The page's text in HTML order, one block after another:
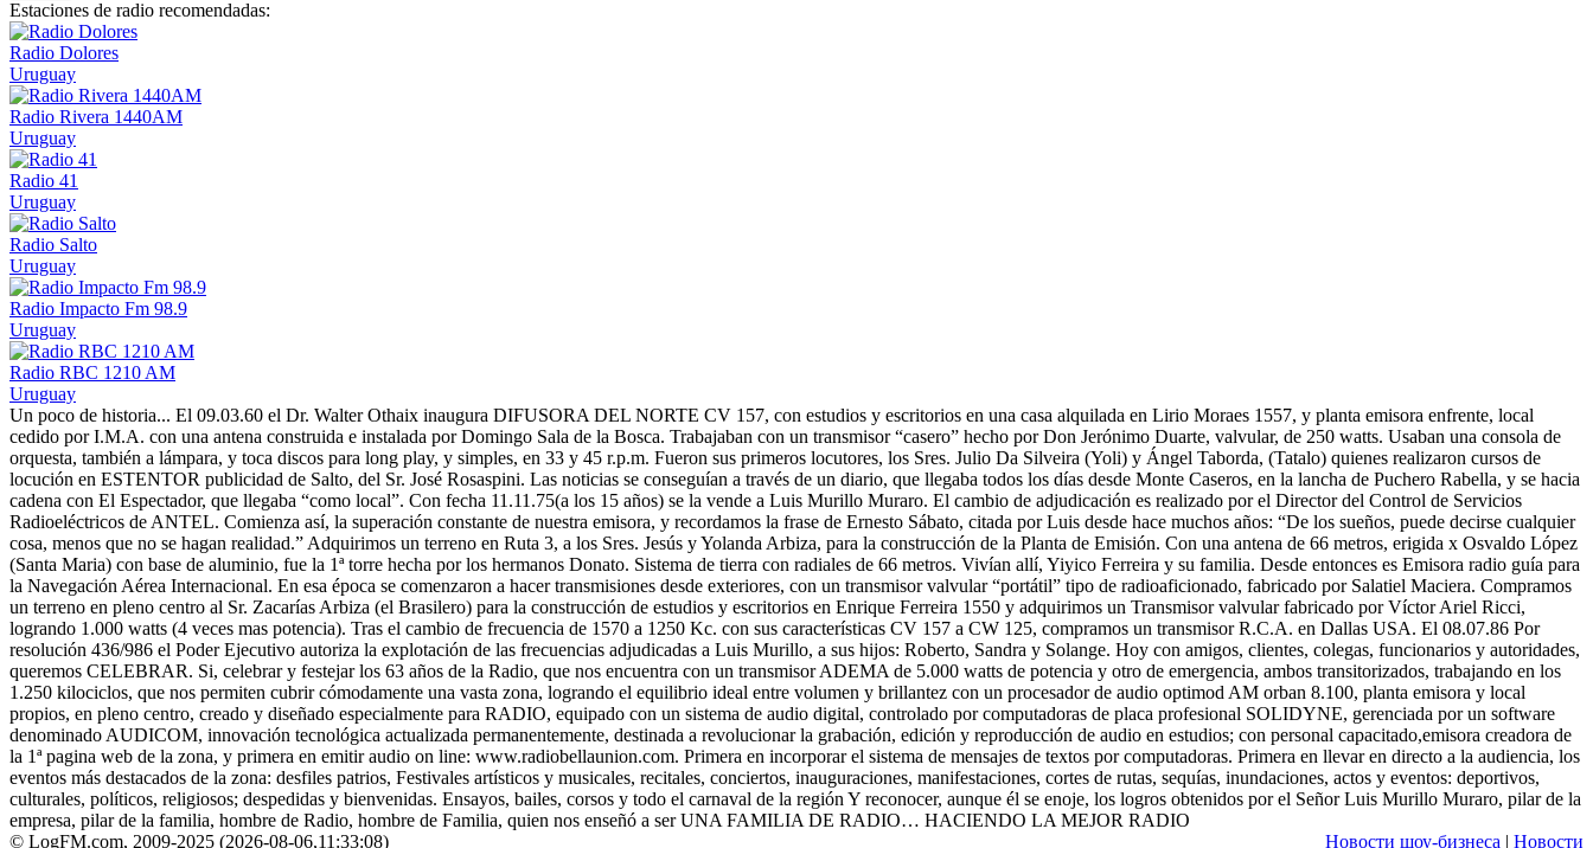
Estaciones de radio recomendadas:
Radio Dolores
Uruguay
Radio Rivera 1440AM
Uruguay
Radio 41
Uruguay
Radio Salto
Uruguay
Radio Impacto Fm 98.9
Uruguay
Radio RBC 1210 AM
Uruguay
Un poco de historia... El 09.03.60 el Dr. Walter Othaix inaugura DIFUSORA DEL NORTE CV 157, con estudios y escritorios en una casa alquilada en Lirio Moraes 1557, y planta emisora enfrente, local
cedido por I.M.A. con una antena construida e instalada por Domingo Sala de la Bosca. Trabajaban con un transmisor “casero” hecho por Don Jerónimo Duarte, valvular, de 250 watts. Usaban una consola de
orquesta, también a lámpara, y toca discos para long play, y simples, en 33 y 45 r.p.m. Fueron sus primeros locutores, los Sres. Julio Da Silveira (Yoli) y Ángel Taborda, (Tatalo) quienes realizaron cursos de
locución en ESTENTOR publicidad de Salto, del Sr. José Rosaspini. Las noticias se conseguían a través de un diario, que llegaba todos los días desde Monte Caseros, en la lancha de Puchero Rabella, y se hacia
cadena con El Espectador, que llegaba “como local”. Con fecha 11.11.75(a los 15 años) se la vende a Luis Murillo Muraro. El cambio de adjudicación es realizado por el Director del Control de Servicios
Radioeléctricos de ANTEL. Comienza así, la superación constante de nuestra emisora, y recordamos la frase de Ernesto Sábato, citada por Luis desde hace muchos años: “De los sueños, puede decirse cualquier
cosa, menos que no se hagan realidad.” Adquirimos un terreno en Ruta 3, a los Sres. Jesús y Yolanda Arbiza, para la construcción de la Planta de Emisión. Con una antena de 66 metros, erigida x Osvaldo López
(Santa Maria) con base de aluminio, fue la 1ª torre hecha por los hermanos Donato. Sistema de tierra con radiales de 66 metros. Vivían allí, Yiyico Ferreira y su familia. Desde entonces es Emisora radio guía para
la Navegación Aérea Internacional. En esa época se comenzaron a hacer transmisiones desde exteriores, con un transmisor valvular “portátil” tipo de radioaficionado, fabricado por Salatiel Maciera. Compramos
un terreno en pleno centro al Sr. Zacarías Arbiza (el Brasilero) para la construcción de estudios y escritorios en Enrique Ferreira 1550 y adquirimos un Transmisor valvular fabricado por Víctor Ariel Ricci,
logrando 1.000 watts (4 veces mas potencia). Tras el cambio de frecuencia de 1570 a 1250 Kc. con sus características CV 157 a CW 125, compramos un transmisor R.C.A. en Dallas USA. El 08.07.86 Por
resolución 436/986 el Poder Ejecutivo autoriza la explotación de las frecuencias adjudicadas a Luis Murillo, a sus hijos: Roberto, Sandra y Solange. Hoy con amigos, clientes, colegas, funcionarios y autoridades,
queremos CELEBRAR. Si, celebrar y festejar los 63 años de la Radio, que nos encuentra con un transmisor ADEMA de 5.000 watts de potencia y otro de emergencia, ambos transitorizados, trabajando en los
1.250 kilociclos, que nos permiten cubrir cómodamente una vasta zona, logrando el equilibrio ideal entre volumen y brillantez con un procesador de audio optimod AM orban 8.100, planta emisora y local
propios, en pleno centro, creado y diseñado especialmente para RADIO, equipado con un sistema de audio digital, controlado por computadoras de placa profesional SOLIDYNE, gerenciada por un software
denominado AUDICOM, innovación tecnológica actualizada permanentemente, destinada a revolucionar la grabación, edición y reproducción de audio en estudios; con personal capacitado,emisora creadora de
la 1ª pagina web de la zona, y primera en emitir audio on line: www.radiobellaunion.com. Primera en incorporar el sistema de mensajes de textos por computadoras. Primera en llevar en directo a la audiencia, los
eventos más destacados de la zona: desfiles patrios, Festivales artísticos y musicales, recitales, conciertos, inauguraciones, manifestaciones, cortes de rutas, sequías, inundaciones, actos y eventos: deportivos,
culturales, políticos, religiosos; despedidas y bienvenidas. Ensayos, bailes, corsos y todo el carnaval de la región Y reconocer, aunque él se enoje, los logros obtenidos por el Señor Luis Murillo Muraro, pilar de la
empresa, pilar de la familia, hombre de Radio, hombre de Familia, quien nos enseñó a ser UNA FAMILIA DE RADIO… HACIENDO LA MEJOR RADIO
© LogFM.com, 2009-2025 (2026-08-06,11:33:08) Новости шоу-бизнеса | Новости